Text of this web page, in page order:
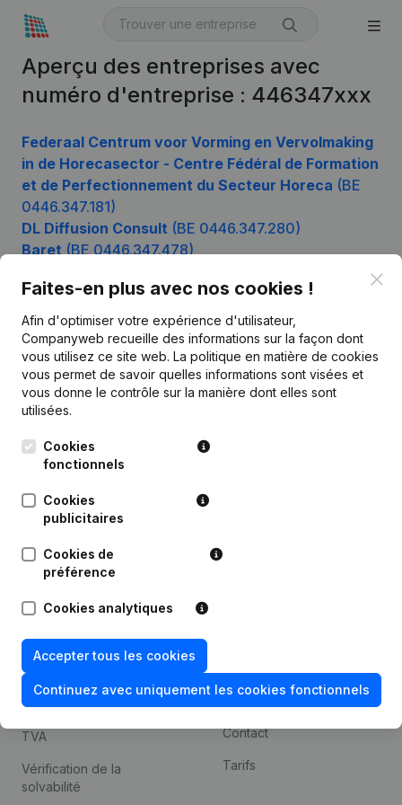
Aperçu des entreprises avec
numéro d'entreprise : 446347xxx
Federaal Centrum voor Vorming en Vervolmaking
in de Horecasector - Centre Fédéral de Formation
et de Perfectionnement du Secteur Horeca (BE
0446.347.181)
DL Diffusion Consult (BE 0446.347.280)
Baret(BE 0446.347.478)
Faites-en plus avec nos cookies !
Afin d'optimiser votre expérience d'utilisateur,
Companyweb recueille des informations sur la façon dont
vous utilisez ce site web. La politique en matière de cookies
vous permet de savoir quelles informations sont visées et
vous donne le contrôle sur la manière dont elles sont
utilisées.
Cookies
fonctionnels
Cookies
publicitaires
Cookies de
préférence
Cookies analytiques
Accepter tous les cookies
Continuez avec uniquement les cookies fonctionnels
Français
Kantorenpark Everest
Leuvensesteenweg
1800 Vilvoorde
Produit
Informations d’entreprise
Monitoring
Compliance et prévention
de la fraude
Consulter des comptes
annuels
TVA
Vérification de la
solvabilité
Contact
Tarifs